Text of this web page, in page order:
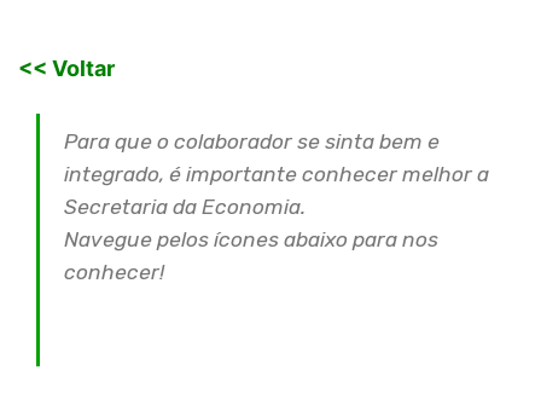
<< Voltar
​​​​​​​Para que o colaborador se sinta bem e
integrado, é importante conhecer melhor a
Secretaria da Economia.
Navegue pelos ícones abaixo para nos
conhecer!